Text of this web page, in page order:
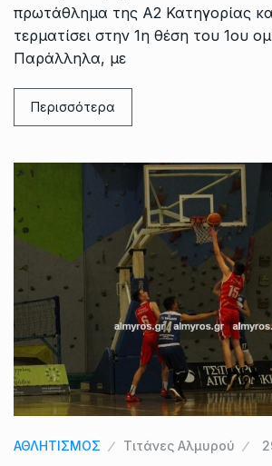
πρωτάθλημα της Α2 Κατηγορίας
τερματίσει στην 1η θέση του 1ου
Παράλληλα, με
Περισσότερα
ΑΘΛΗΤΙΣΜΟΣ Τιτάνες Αλμυρού